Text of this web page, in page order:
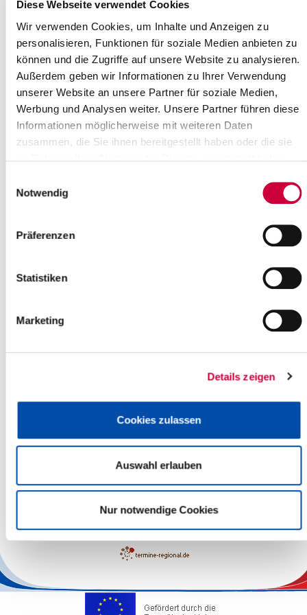
Diese Webseite verwendet Cookies
Wir verwenden Cookies, um Inhalte und Anzeigen zu
personalisieren, Funktionen für soziale Medien anbieten zu
können und die Zugriffe auf unsere Website zu analysieren.
Außerdem geben wir Informationen zu Ihrer Verwendung
unserer Website an unsere Partner für soziale Medien,
Werbung und Analysen weiter. Unsere Partner führen diese
Informationen möglicherweise mit weiteren Daten
zusammen, die Sie ihnen bereitgestellt haben oder die sie
Notwendig
Präferenzen
Statistiken
Marketing
Details zeigen
Cookies zulassen
Auswahl erlauben
Nur notwendige Cookies
Where exactly?
Category:
Gottesdienste
Source
Ev.-Luth. Kirchengemeinde Breitenberg
Kirchenstraße 16
25597 Breitenberg
Phone:+49 4822 7227
Back to selection
+